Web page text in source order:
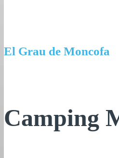
El Grau de Moncofa
Camping